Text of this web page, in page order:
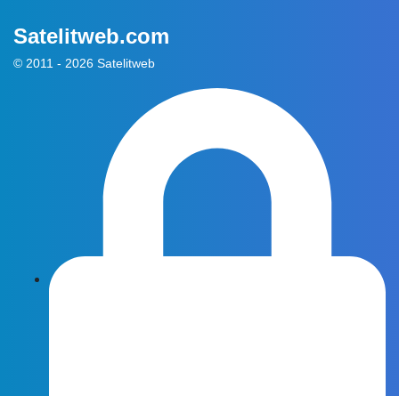
Satelitweb.com
© 2011 - 2026 Satelitweb